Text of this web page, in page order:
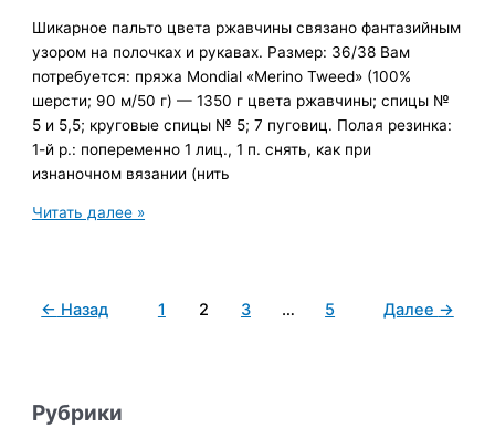
Шикарное пальто цвета ржавчины связано фантазийным
узором на полочках и рукавах. Размер: 36/38 Вам
потребуется: пряжа Mondial «Merino Tweed» (100%
шерсти; 90 м/50 г) — 1350 г цвета ржавчины; спицы №
5 и 5,5; круговые спицы № 5; 7 пуговиц. Полая резинка:
1-й р.: попеременно 1 лиц., 1 п. снять, как при
изнаночном вязании (нить
Пальто
описание
Читать далее »
← Назад 1 2 3 … 5 Далее →
Рубрики